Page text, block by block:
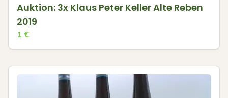
Auktion: 3x Klaus Peter Keller Alte Reben
2019
1 €